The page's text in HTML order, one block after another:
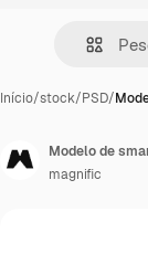
Início/stock/PSD/
Modelo de
magnific